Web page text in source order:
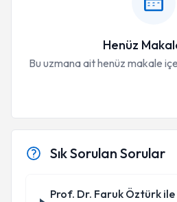
Henüz
Bu uzmana ait henüz makale
Sık Sorulan Sorular
Prof. Dr. Faruk Öztürk ile